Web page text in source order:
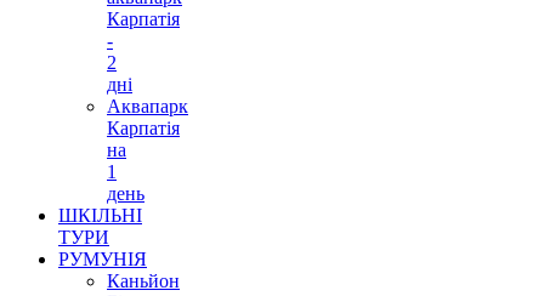
Карпатія
-
2
дні
Аквапарк
Карпатія
на
1
день
ШКІЛЬНІ
ТУРИ
РУМУНІЯ
Каньйон